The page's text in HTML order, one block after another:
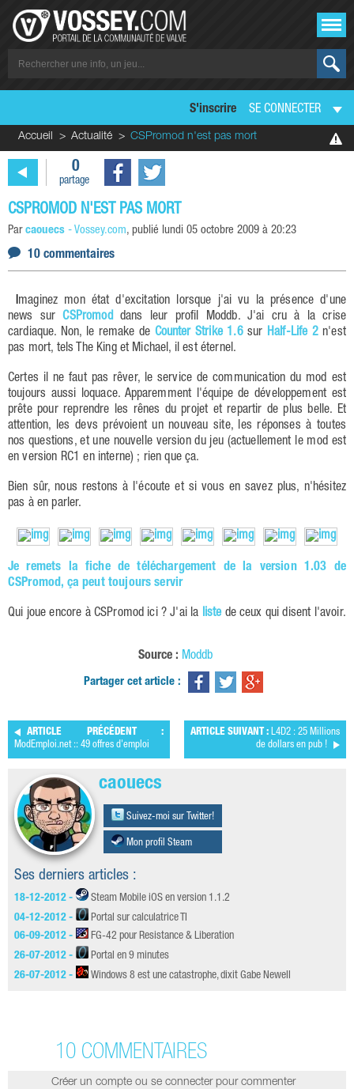
S'inscrire SE CONNECTER
Accueil Actualité CSPromod n'est pas mort
0
partage
CSPROMOD N'EST PAS MORT
Par caouecs - Vossey.com, publié lundi 05 octobre 2009 à 20:23
10 commentaires
Imaginez mon état d'excitation lorsque j'ai vu la présence d'une
news surCSPromoddans leur profil Moddb. J'ai cru à la crise
cardiaque. Non, le remake de Counter Strike 1.6sur Half-Life 2n'est
pas mort, tels The King et Michael, il est éternel.
Certes il ne faut pas rêver, le service de communication du mod est
toujours aussi loquace. Apparemment l'équipe de développement est
prête pour reprendre les rênes du projet et repartir de plus belle. Et
attention, les devs prévoient un nouveau site, les réponses à toutes
nos questions, et une nouvelle version du jeu (actuellement le mod est
en version RC1 en interne) ; rien que ça.
Bien sûr, nous restons à l'écoute et si vous en savez plus, n'hésitez
pas à en parler.
Je remets la fiche de téléchargement de la version 1.03 de
CSPromod, ça peut toujours servir
Qui joue encore à CSPromod ici ? J'ai la listede ceux qui disent l'avoir.
Source : Moddb
Partager cet article :
ARTICLE PRÉCÉDENT :
ModEmploi.net :: 49 offres d'emploi
ARTICLE SUIVANT : L4D2 : 25 Millions
de dollars en pub !
caouecs
Suivez-moi sur Twitter!
Mon profil Steam
Ses derniers articles :
18-12-2012 -
Steam Mobile iOS en version 1.1.2
04-12-2012 -
Portal sur calculatrice TI
06-09-2012 -
FG-42 pour Resistance & Liberation
26-07-2012 -
Portal en 9 minutes
26-07-2012 -
Windows 8 est une catastrophe, dixit Gabe Newell
10 COMMENTAIRES
Créer un compte ou se connecter pour commenter